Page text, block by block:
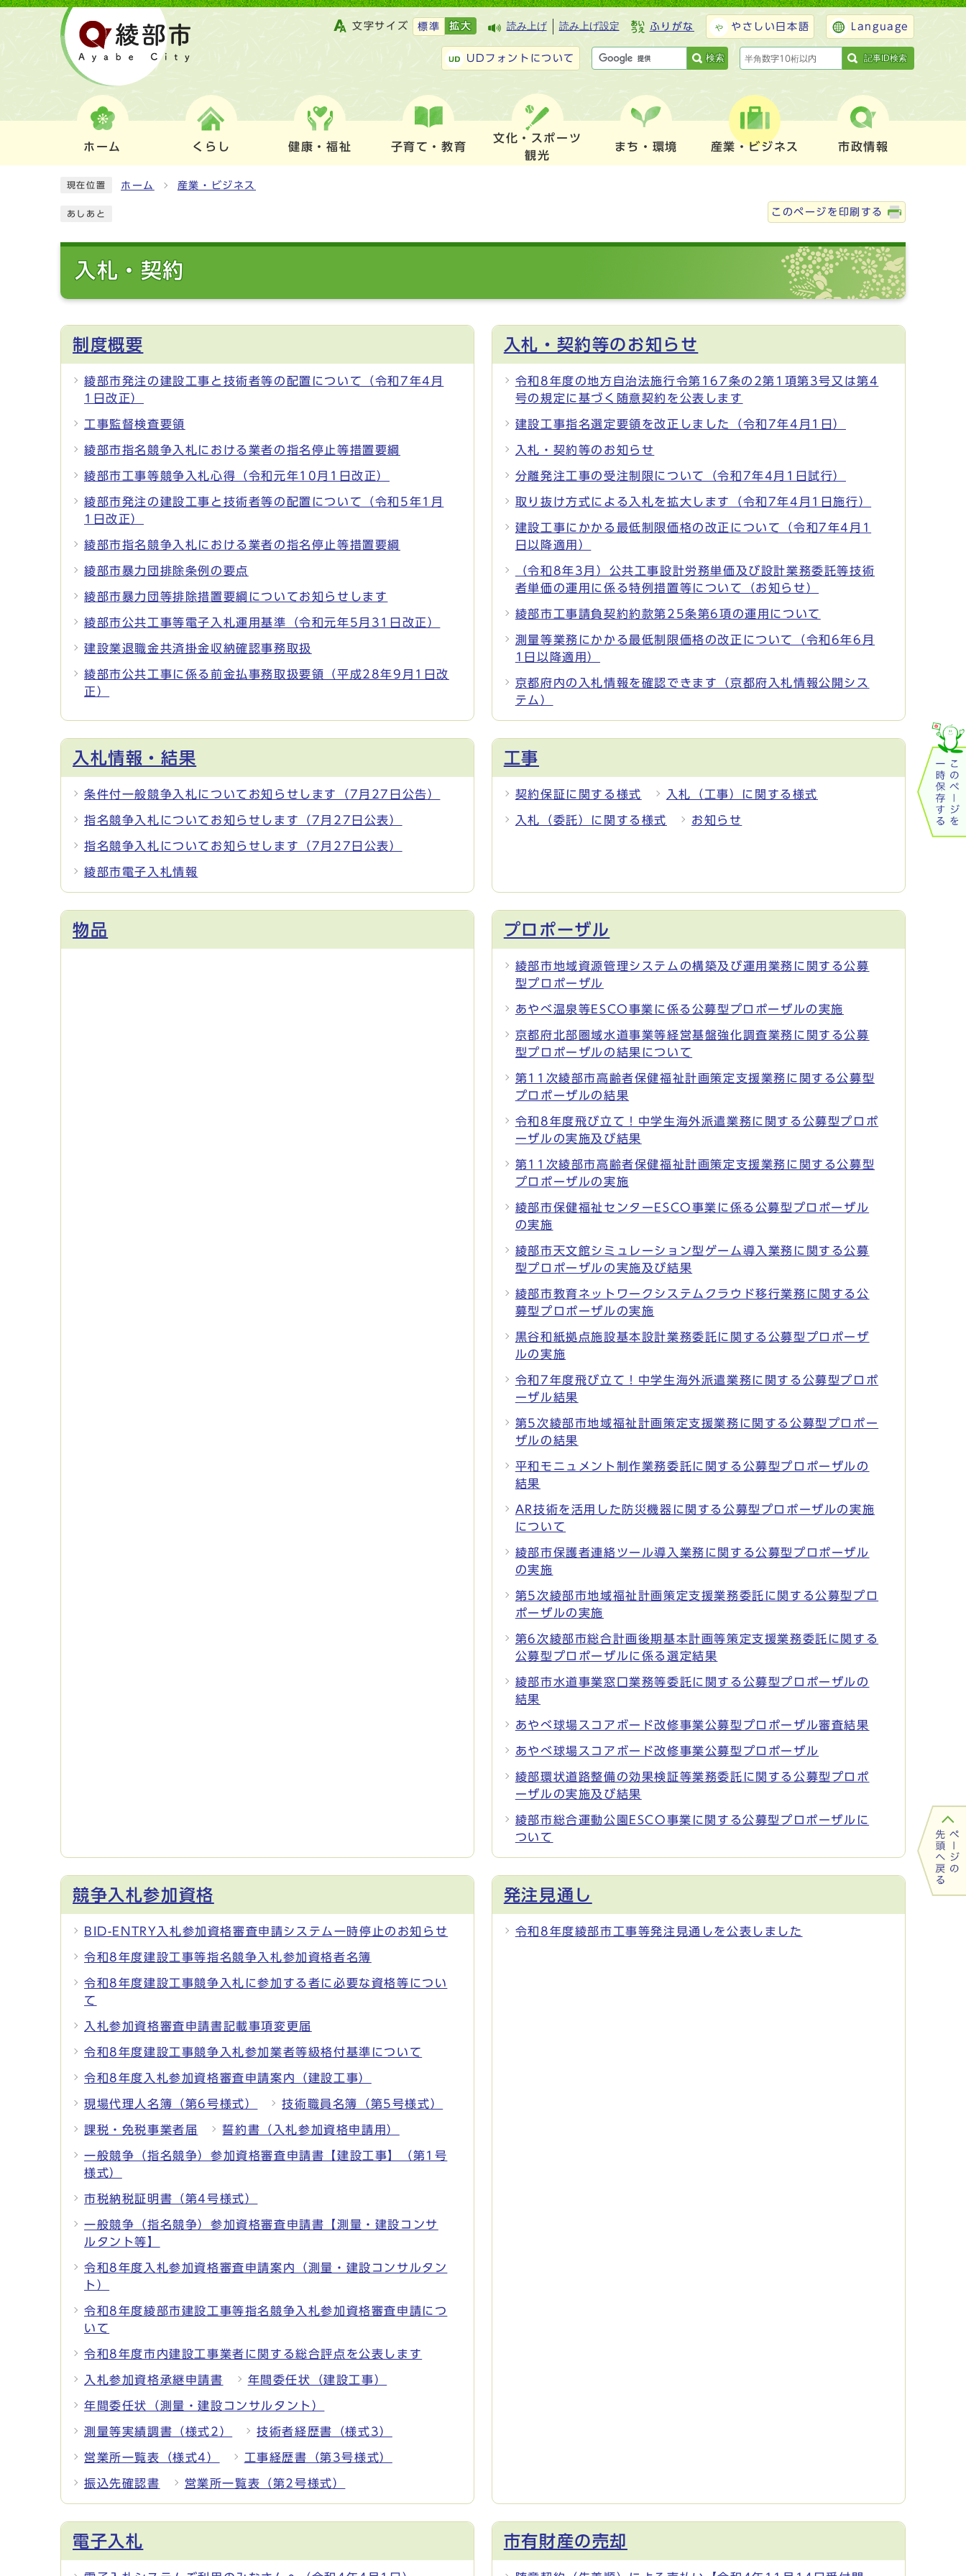
文字サイズ 標準 拡大 読み上げ 読み上げ設定 ふりがな やさしい日本語 Language
UDフォントについて 検索 記事ID検索
ホーム くらし 健康・福祉 子育て・教育
文化・スポーツ
観光
まち・環境 産業・ビジネス 市政情報
現在位置 ホーム 産業・ビジネス
あしあと このページを印刷する
入札・契約
制度概要
綾部市発注の建設工事と技術者等の配置について（令和7年4月
1日改正）
工事監督検査要領
綾部市指名競争入札における業者の指名停止等措置要綱
綾部市工事等競争入札心得（令和元年10月1日改正）
綾部市発注の建設工事と技術者等の配置について（令和5年1月
1日改正）
綾部市指名競争入札における業者の指名停止等措置要綱
綾部市暴力団排除条例の要点
綾部市暴力団等排除措置要綱についてお知らせします
綾部市公共工事等電子入札運用基準（令和元年5月31日改正）
建設業退職金共済掛金収納確認事務取扱
綾部市公共工事に係る前金払事務取扱要領（平成28年9月1日改
正）
入札・契約等のお知らせ
令和8年度の地方自治法施行令第167条の2第1項第3号又は第4
号の規定に基づく随意契約を公表します
建設工事指名選定要領を改正しました（令和7年4月1日）
入札・契約等のお知らせ
分離発注工事の受注制限について（令和7年4月1日試行）
取り抜け方式による入札を拡大します（令和7年4月1日施行）
建設工事にかかる最低制限価格の改正について（令和7年4月1
日以降適用）
（令和8年3月）公共工事設計労務単価及び設計業務委託等技術
者単価の運用に係る特例措置等について（お知らせ）
綾部市工事請負契約約款第25条第6項の運用について
測量等業務にかかる最低制限価格の改正について（令和6年6月
1日以降適用）
京都府内の入札情報を確認できます（京都府入札情報公開シス
テム）
入札情報・結果
条件付一般競争入札についてお知らせします（7月27日公告）
指名競争入札についてお知らせします（7月27日公表）
指名競争入札についてお知らせします（7月27日公表）
綾部市電子入札情報
工事
契約保証に関する様式 入札（工事）に関する様式
入札（委託）に関する様式 お知らせ
物品 プロポーザル
綾部市地域資源管理システムの構築及び運用業務に関する公募
型プロポーザル
あやべ温泉等ESCO事業に係る公募型プロポーザルの実施
京都府北部圏域水道事業等経営基盤強化調査業務に関する公募
型プロポーザルの結果について
第11次綾部市高齢者保健福祉計画策定支援業務に関する公募型
プロポーザルの結果
令和8年度飛び立て！中学生海外派遣業務に関する公募型プロポ
ーザルの実施及び結果
第11次綾部市高齢者保健福祉計画策定支援業務に関する公募型
プロポーザルの実施
綾部市保健福祉センターESCO事業に係る公募型プロポーザル
の実施
綾部市天文館シミュレーション型ゲーム導入業務に関する公募
型プロポーザルの実施及び結果
綾部市教育ネットワークシステムクラウド移行業務に関する公
募型プロポーザルの実施
黒谷和紙拠点施設基本設計業務委託に関する公募型プロポーザ
ルの実施
令和7年度飛び立て！中学生海外派遣業務に関する公募型プロポ
ーザル結果
第5次綾部市地域福祉計画策定支援業務に関する公募型プロポー
ザルの結果
平和モニュメント制作業務委託に関する公募型プロポーザルの
結果
AR技術を活用した防災機器に関する公募型プロポーザルの実施
について
綾部市保護者連絡ツール導入業務に関する公募型プロポーザル
の実施
第5次綾部市地域福祉計画策定支援業務委託に関する公募型プロ
ポーザルの実施
第6次綾部市総合計画後期基本計画等策定支援業務委託に関する
公募型プロポーザルに係る選定結果
綾部市水道事業窓口業務等委託に関する公募型プロポーザルの
結果
あやべ球場スコアボード改修事業公募型プロポーザル審査結果
あやべ球場スコアボード改修事業公募型プロポーザル
綾部環状道路整備の効果検証等業務委託に関する公募型プロポ
ーザルの実施及び結果
綾部市総合運動公園ESCO事業に関する公募型プロポーザルに
ついて
競争入札参加資格
BID-ENTRY入札参加資格審査申請システム一時停止のお知らせ
令和8年度建設工事等指名競争入札参加資格者名簿
令和8年度建設工事競争入札に参加する者に必要な資格等につい
て
入札参加資格審査申請書記載事項変更届
令和8年度建設工事競争入札参加業者等級格付基準について
令和8年度入札参加資格審査申請案内（建設工事）
現場代理人名簿（第6号様式） 技術職員名簿（第5号様式）
課税・免税事業者届 誓約書（入札参加資格申請用）
一般競争（指名競争）参加資格審査申請書【建設工事】（第1号
様式）
市税納税証明書（第4号様式）
一般競争（指名競争）参加資格審査申請書【測量・建設コンサ
ルタント等】
令和8年度入札参加資格審査申請案内（測量・建設コンサルタン
ト）
令和8年度綾部市建設工事等指名競争入札参加資格審査申請につ
いて
令和8年度市内建設工事業者に関する総合評点を公表します
入札参加資格承継申請書 年間委任状（建設工事）
年間委任状（測量・建設コンサルタント）
測量等実績調書（様式2） 技術者経歴書（様式3）
営業所一覧表（様式4） 工事経歴書（第3号様式）
振込先確認書 営業所一覧表（第2号様式）
発注見通し
令和8年度綾部市工事等発注見通しを公表しました
電子入札 市有財産の売却